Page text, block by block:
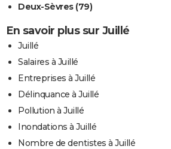
Deux-Sèvres (79)
En savoir plus sur Juillé
Juillé
Salaires à Juillé
Entreprises à Juillé
Délinquance à Juillé
Pollution à Juillé
Inondations à Juillé
Nombre de dentistes à Juillé